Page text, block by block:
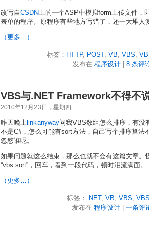
改写自CSDN上的一个ASP中模拟form上传文件，
表单的程序。原程序有些地方写错了，还一大堆人
（更多…）
标签： HTTP, POST, VB, VBS,
发布在 程序设计| 8 条评
VBS与.NET Framework不得不
2010年12月23日，星期四
昨天晚上 linkanyway问我VBS数组怎么排序，有没
不是C#，怎么可能有sort方法，自己写个排序算法
忽悠谁呢。
如果问题就这么结束，那么也就不会有这篇文章。
“vbs sort”，回车，看到一段代码，顿时泪流满面。
（更多…）
标签： .NET, VB, VBS,
发布在 程序设计| 一条评